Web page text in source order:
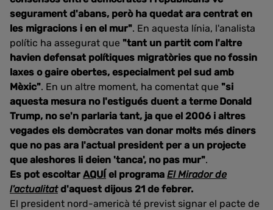
segurament d'abans, però ha quedat ara centrat en
les migracions i en el mur". En aquesta línia, l'analista
polític ha assegurat que "tant un partit com l'altre
havien defensat polítiques migratòries que no fossin
laxes o gaire obertes, especialment pel sud amb
Mèxic". En un altre moment, ha comentat que "si
aquesta mesura no l'estigués duent a terme Donald
Trump, no se'n parlaria tant, ja que el 2006 i altres
vegades els demòcrates van donar molts més diners
que no pas ara l'actual president per a un projecte
que aleshores li deien 'tanca', no pas mur".
Es pot escoltar AQUÍ el programa El Mirador de
l'actualitatd'aquest dijous 21 de febrer.
El president nord-americà té previst signar el pacte de